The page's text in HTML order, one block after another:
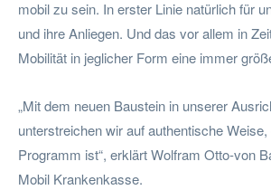
mobil zu sein. In erster Linie natürlich für
und ihre Anliegen. Und das vor allem in
Mobilität in jeglicher Form eine immer
„Mit dem neuen Baustein in unserer
unterstreichen wir auf authentische
Programm ist“, erklärt Wolfram Otto-von
Mobil Krankenkasse.